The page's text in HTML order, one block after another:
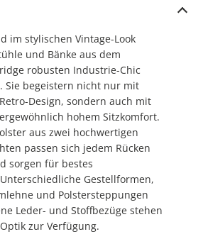
im stylischen Vintage-Look
und Bänke aus dem
robusten Industrie-Chic
Sie begeistern nicht nur mit
Design, sondern auch mit
hohem Sitzkomfort.
aus zwei hochwertigen
passen sich jedem Rücken
sorgen für bestes
Gestellformen,
und Polstersteppungen
Leder- und Stoffbezüge stehen
zur Verfügung.